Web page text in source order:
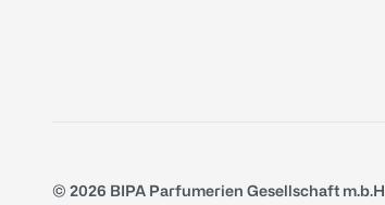
© 2026 BIPA Parfumerien Gesellschaft m.b.H.